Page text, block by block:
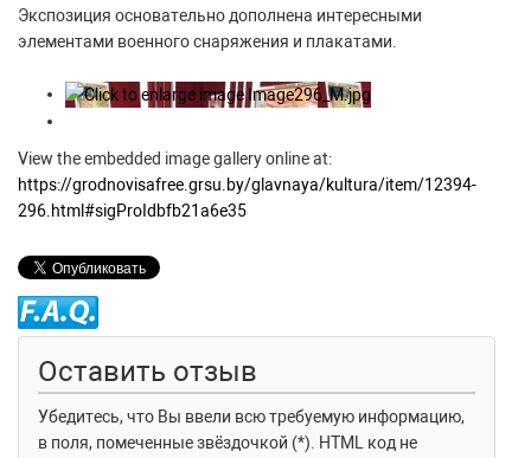
Экспозиция основательно дополнена интересными
элементами военного снаряжения и плакатами.
View the embedded image gallery online at:
https://grodnovisafree.grsu.by/glavnaya/kultura/item/12394-
296.html#sigProIdbfb21a6e35
Оставить отзыв
Убедитесь, что Вы ввели всю требуемую информацию,
в поля, помеченные звёздочкой (*). HTML код не